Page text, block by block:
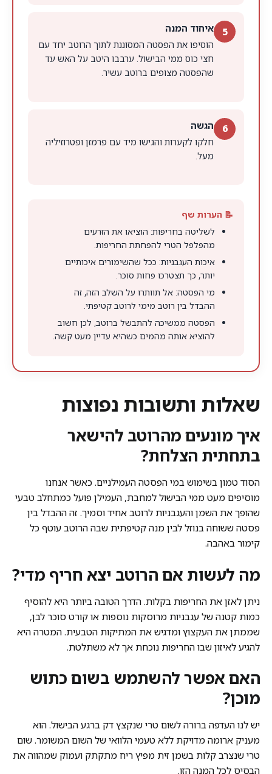
5 איחוד המנה
הוסיפו את הפסטה המסוננת לתוך הרוטב יחד עם
חצי כוס ממי הבישול. ערבבו היטב על האש עד
שהפסטה מצופים ברוטב עשיר.
6 הגשה
חלקו לקערות והגישו מיד עם פרמזן ופטרוזיליה
מעל.
📝 הערות שף
לשליטה בחריפות: הוציאו את הזרעים
מהפלפל הטרי להפחתת החריפות.
איכות העגבניות: ככל שהשימורים איכותיים
יותר, כך תצטרכו פחות סוכר.
מי הפסטה: אל תוותרו על השלב הזה, זה
ההבדל בין רוטב מימי לרוטב קטיפתי.
הפסטה ממשיכה להתבשל ברוטב, לכן חשוב
להוציא אותה מהמים כשהיא עדיין מעט קשה.
שאלות ותשובות נפוצות
איך מונעים מהרוטב להישאר
בתחתית הצלחת?
הסוד טמון בשימוש במי הפסטה העמילניים. כאשר אנחנו
מוסיפים מעט ממי הבישול למחבת, העמילן פועל כמתחלב טבעי
שהופך את השמן והעגבניות לרוטב אחיד וסמיך. זה ההבדל בין
פסטה ששוחה בנוזל לבין מנה קטיפתית שבה הרוטב עוטף כל
קימור באהבה.
מה לעשות אם הרוטב יצא חריף מדי?
ניתן לאזן את החריפות בקלות. הדרך הטובה ביותר היא להוסיף
כמות קטנה של עגבניות מרוסקות נוספות או קורט סוכר לבן,
שממתן את העקצוץ ומדגיש את המתיקות הטבעית. המטרה היא
להגיע לאיזון שבו החריפות נוכחת אך לא משתלטת.
האם אפשר להשתמש בשום כתוש
מוכן?
יש לנו העדפה ברורה לשום טרי שנקצץ דק ברגע הבישול. הוא
מעניק ארומה מדויקת ללא טעמי הלוואי של השום המשומר. שום
טרי שנצרב קלות בשמן זית מפיץ ריח מתקתק ועמוק שמהווה את
הבסיס לכל המנה הזו.